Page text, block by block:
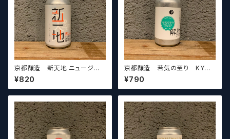
京都醸造 新天地 ニュージーラ
ンド産ホップ編 KYOTO BRE
WING CO. (NEW FRONTIE
R) 【クラフトビールシザーズ】
¥820
京都醸造 若気の至り KYOT
O BREWING CO. (REBEL WI
TH A CAUSE)【クラフトビール
シザーズ】
¥790